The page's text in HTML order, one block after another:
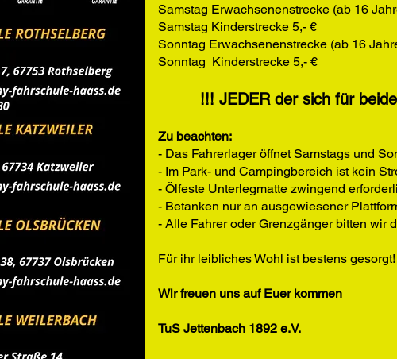
Samstag Erwachsenenstrecke (ab 16
Samstag Kinderstrecke 5,- €
Sonntag Erwachsenenstrecke (ab 16
Sonntag Kinderstrecke 5,- €
!!! JEDER der sich für
Zu beachten:
- Das Fahrerlager öffnet Samstags und
- Im Park- und Campingbereich ist kein
- Ölfeste Unterlegmatte zwingend
- Betanken nur an ausgewiesener
- Alle Fahrer oder Grenzgänger bitten wir
Für ihr leibliches Wohl ist bestens
Wir freuen uns auf Euer kommen
TuS Jettenbach 1892 e.V.